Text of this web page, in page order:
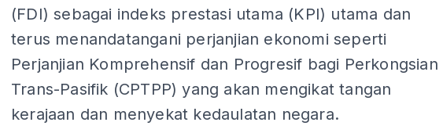
(FDI) sebagai indeks prestasi utama (KPI) utama dan
terus menandatangani perjanjian ekonomi seperti
Perjanjian Komprehensif dan Progresif bagi Perkongsian
Trans-Pasifik (CPTPP) yang akan mengikat tangan
kerajaan dan menyekat kedaulatan negara.